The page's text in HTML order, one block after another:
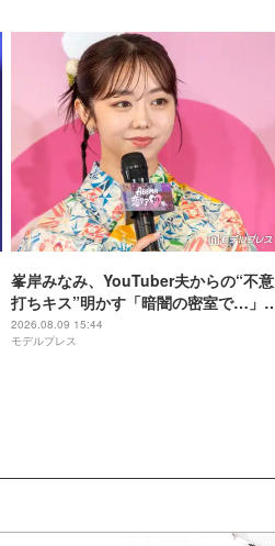
峯岸みなみ、YouTuber夫からの“不意
打ちキス”明かす「暗闇の密室で…」
「久しぶりに夫にドキッと」
2026.08.09 15:44
モデルプレス